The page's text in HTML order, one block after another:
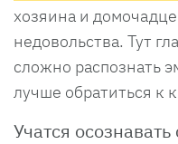
хозяина и
недовольства. Тут
сложно распознать
лучше обратиться к
Учатся